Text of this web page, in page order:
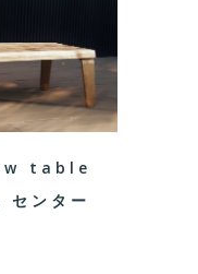
table
ンター